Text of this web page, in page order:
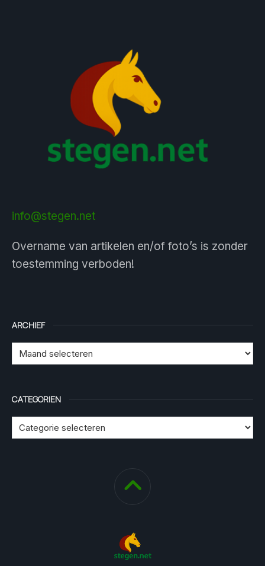
info@stegen.net
Overname van artikelen en/of foto’s is zonder
toestemming verboden!
ARCHIEF
CATEGORIEN